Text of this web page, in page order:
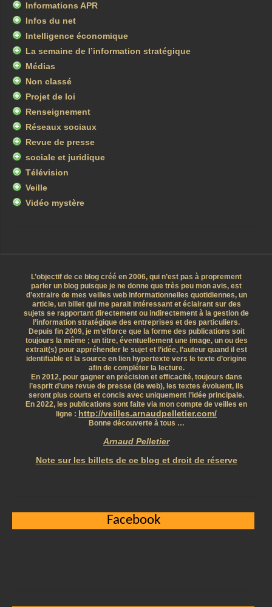
Informations APR
Infos du net
Intelligence économique
La semaine de l’information stratégique
Médias
Non classé
Projet de loi
Renseignement
Réseaux sociaux
Revue de presse
sociale et juridique
Télévision
Veille
Vidéo mystère
L’objectif de ce blog créé en 2006, qui n’est pas à proprement
parler un blog puisque je ne donne que très peu mon avis, est
d’extraire de mes veilles web informationnelles quotidiennes, un
article, un billet qui me parait intéressant et éclairant sur des
sujets se rapportant directement ou indirectement à la gestion de
l’information stratégique des entreprises et des particuliers.
Depuis fin 2009, je m’efforce que la forme des publications soit
toujours la même ; un titre, éventuellement une image, un ou des
extrait(s) pour appréhender le sujet et l’idée, l’auteur quand il est
identifiable et la source en lien hypertexte vers le texte d’origine
afin de compléter la lecture.
En 2012, pour gagner en précision et efficacité, toujours dans
l’esprit d’une revue de presse (de web), les textes évoluent, ils
seront plus courts et concis avec uniquement l’idée principale.
En 2022, les publications sont faite via mon compte de veilles en
ligne : http://veilles.arnaudpelletier.com/
Bonne découverte à tous …
Arnaud Pelletier
Note sur les billets de ce blog et droit de réserve
Facebook